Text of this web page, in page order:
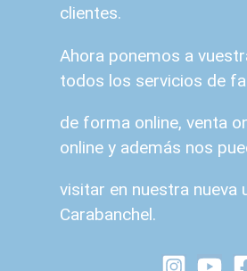
clientes.
Ahora ponemos a
todos los servicios de
de forma online, venta
online y además nos
visitar en nuestra nueva
Carabanchel.